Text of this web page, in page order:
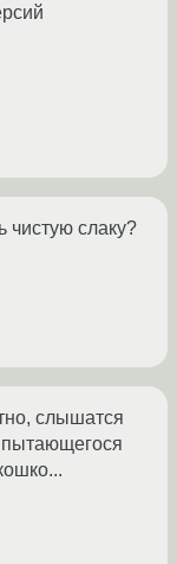
чистую слаку?
слышатся